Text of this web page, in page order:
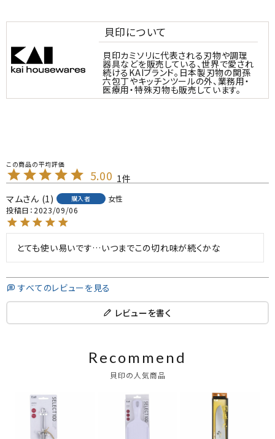
貝印について
貝印カミソリに代表される刃物や調理
器具などを販売している、世界で愛され
続けるKAIブランド。日本製刃物の関孫
六包丁やキッチンツールの外、業務用・
医療用・特殊刃物も販売しています。
5.00 1
マム
1 購入者
女性
投稿日 2023/09/06
とても使い易いです…いつまでこの切れ味が続くかな
すべてのレビューを見る
レビューを書く
Recommend
貝印の人気商品